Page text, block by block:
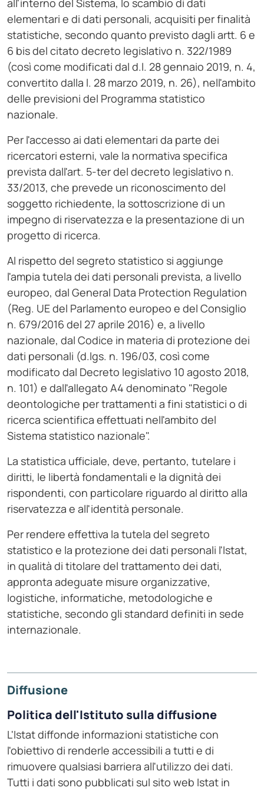
all'interno del Sistema, lo scambio di dati
elementari e di dati personali, acquisiti per finalità
statistiche, secondo quanto previsto dagli artt. 6 e
6 bis del citato decreto legislativo n. 322/1989
(così come modificati dal d.l. 28 gennaio 2019, n. 4,
convertito dalla l. 28 marzo 2019, n. 26), nell'ambito
delle previsioni del Programma statistico
nazionale.
Per l'accesso ai dati elementari da parte dei
ricercatori esterni, vale la normativa specifica
prevista dall'art. 5-ter del decreto legislativo n.
33/2013, che prevede un riconoscimento del
soggetto richiedente, la sottoscrizione di un
impegno di riservatezza e la presentazione di un
progetto di ricerca.
Al rispetto del segreto statistico si aggiunge
l'ampia tutela dei dati personali prevista, a livello
europeo, dal General Data Protection Regulation
(Reg. UE del Parlamento europeo e del Consiglio
n. 679/2016 del 27 aprile 2016) e, a livello
nazionale, dal Codice in materia di protezione dei
dati personali (d.lgs. n. 196/03, così come
modificato dal Decreto legislativo 10 agosto 2018,
n. 101) e dall'allegato A4 denominato "Regole
deontologiche per trattamenti a fini statistici o di
ricerca scientifica effettuati nell'ambito del
Sistema statistico nazionale".
La statistica ufficiale, deve, pertanto, tutelare i
diritti, le libertà fondamentali e la dignità dei
rispondenti, con particolare riguardo al diritto alla
riservatezza e all'identità personale.
Per rendere effettiva la tutela del segreto
statistico e la protezione dei dati personali l'Istat,
in qualità di titolare del trattamento dei dati,
appronta adeguate misure organizzative,
logistiche, informatiche, metodologiche e
statistiche, secondo gli standard definiti in sede
internazionale.
Diffusione
Politica dell'Istituto sulla diffusione
L'Istat diffonde informazioni statistiche con
l'obiettivo di renderle accessibili a tutti e di
rimuovere qualsiasi barriera all'utilizzo dei dati.
Tutti i dati sono pubblicati sul sito web Istat in